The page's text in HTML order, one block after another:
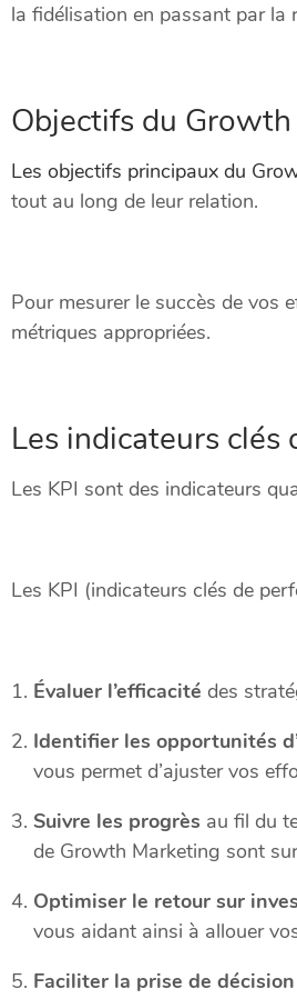
la fidélisation en passant par la
Objectifs du
Les objectifs principaux du
tout au long de leur relation.
Pour mesurer le succès de vos
métriques appropriées.
Les indicateurs clés
Les KPI sont des indicateurs
Les KPI (indicateurs clés de
Évaluer l’efficacité des
Identifier les opportunités
vous permet d’ajuster vos
Suivre les progrès au fil du
de Growth Marketing sont
Optimiser le retour sur
vous aidant ainsi à allouer
Faciliter la prise de décision